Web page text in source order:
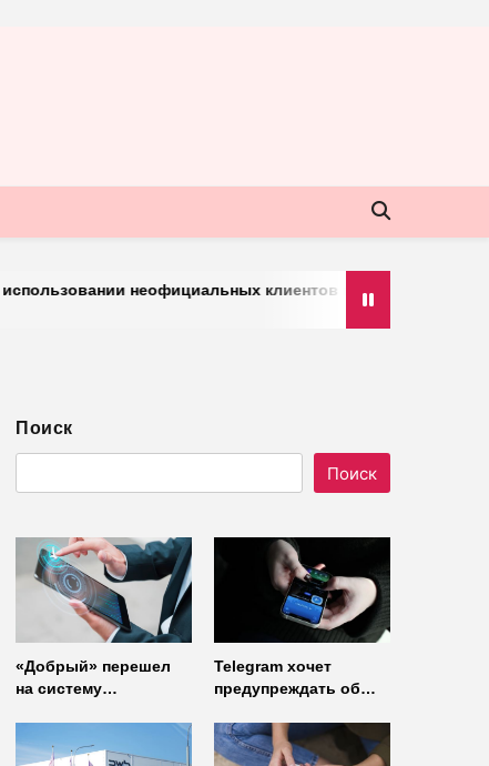
неофициальных клиентов мессенджера
Поиск
Поиск
«Добрый» перешел
на систему
«Газинформсервис»
Telegram хочет
предупреждать об
неофициальных
клиентов